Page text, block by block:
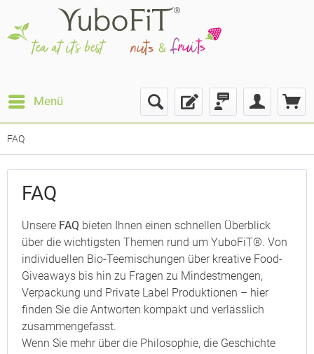
Menü
FAQ
FAQ
Unsere FAQ bieten Ihnen einen schnellen Überblick
über die wichtigsten Themen rund um YuboFiT®. Von
individuellen Bio-Teemischungen über kreative Food-
Giveaways bis hin zu Fragen zu Mindestmengen,
Verpackung und Private Label Produktionen – hier
finden Sie die Antworten kompakt und verlässlich
zusammengefasst.
Wenn Sie mehr über die Philosophie, die Geschichte